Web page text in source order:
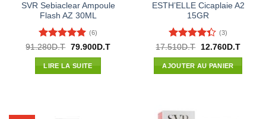
SVR Sebiaclear Ampoule
Flash AZ 30ML
Note5 sur
5
(6)
91.280D.T Le
initial
était :
79.900D.TLe
LIRE LA SUITE
ESTH’ELLE Cicaplaie A2
15GR
Note4.33
sur 5
(3)
17.510D.T
Le
initial
était :
12.760D.TLe
AJOUTER AU PANIER